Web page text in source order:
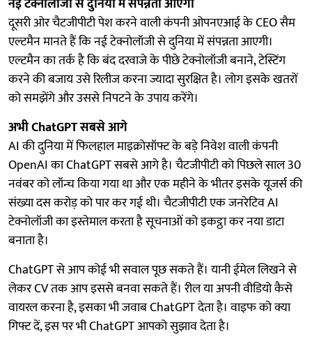
दूसरी ओर चैटजीपीटी पेश करने वाली कंपनी ओपनएआई के CEO सैम
एल्टमैन मानते हैं कि नई टेक्नोलॉजी से दुनिया में संपन्नता आएगी।
एल्टमैन का तर्क है कि बंद दरवाजे के पीछे टेक्नोलॉजी बनाने, टेस्टिंग
करने की बजाय उसे रिलीज करना ज्यादा सुरक्षित है। लोग इसके खतरों
को समझेंगे और उससे निपटने के उपाय करेंगे।
अभी ChatGPT सबसे आगे
AI की दुनिया में फिलहाल माइक्रोसॉफ्ट के बड़े निवेश वाली कंपनी
OpenAI का ChatGPT सबसे आगे है। चैटजीपीटी को पिछले साल 30
नवंबर को लॉन्च किया गया था और एक महीने के भीतर इसके यूजर्स की
संख्या दस करोड़ को पार कर गई थी। चैटजीपीटी एक जनरेटिव AI
टेक्नोलॉजी का इस्तेमाल करता है सूचनाओं को इकट्ठा कर नया डाटा
बनाता है।
ChatGPT से आप कोई भी सवाल पूछ सकते हैं। यानी ईमेल लिखने से
लेकर CV तक आप इससे बनवा सकते हैं। रील या अपनी वीडियो कैसे
वायरल करना है, इसका भी जवाब ChatGPT देता है। वाइफ को क्या
गिफ्ट दें, इस पर भी ChatGPT आपको सुझाव देता है।